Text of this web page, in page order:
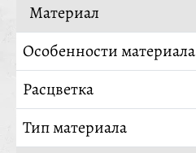
Материал
Особенности материала
Расцветка
Тип материала